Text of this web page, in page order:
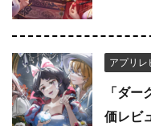
アプリレ
「ダ
価レビ